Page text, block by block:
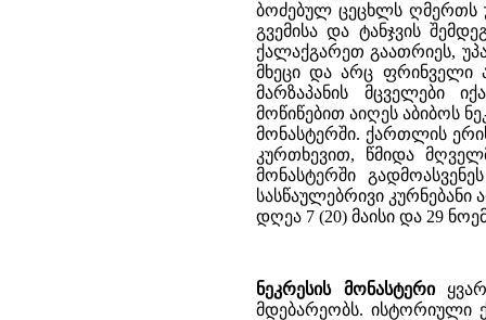
ბოძებულ ცეცხლს ღმერთს
გვემისა და ტანჯვის
ქალაქგარეთ გაათრიეს,
მხეცი და არც ფრინველი
მარზაპანის მცველები
მოწიწებით აიღეს აბიბოს
მონასტერში. ქართლის
კურთხევით, წმიდა
მონასტერში
სასწაულებრივი
დღეა 7 (20) მაისი და 29
ნეკრესის მონასტერი
მდებარეობს. ისტორიული